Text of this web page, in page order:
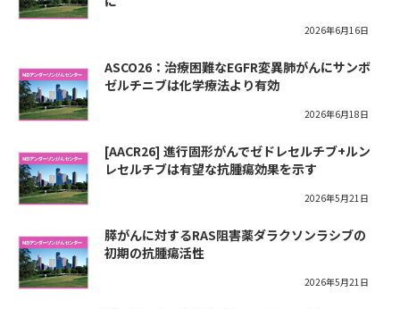
2026年6月16日
ASCO26：治療困難なEGFR変異肺がんにサンボ
ゼルチニブは化学療法より有効
2026年6月18日
[AACR26] 進行固形がんでゼドレセルチブ+ルン
レセルチブは有望な抗腫瘍効果を示す
2026年5月21日
膵がんに対するRAS阻害薬ダラクソンラシブの
初期の抗腫瘍活性
2026年5月21日